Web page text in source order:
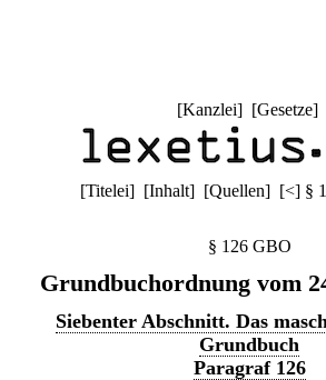
[Kanzlei] [Gesetze]
[Titelei] [Inhalt] [Quellen] [<] §
§ 126 GBO
Grundbuchordnung vom
Siebenter Abschnitt. Das
Grundbuch
Paragraf 126